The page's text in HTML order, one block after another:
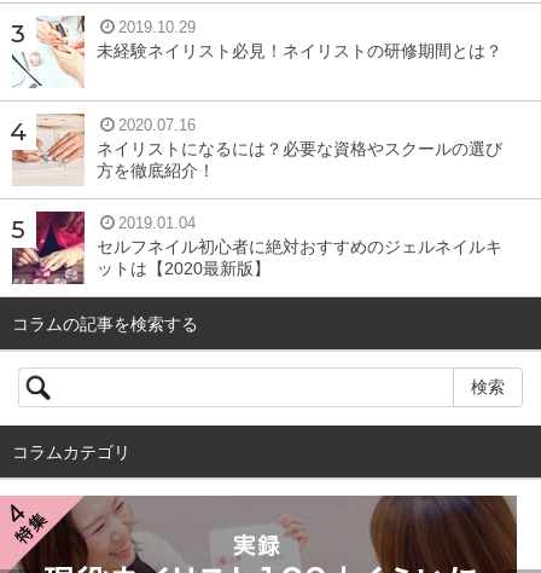
2019.10.29
未経験ネイリスト必見！ネイリストの研修期間とは？
2020.07.16
ネイリストになるには？必要な資格やスクールの選び
方を徹底紹介！
2019.01.04
セルフネイル初心者に絶対おすすめのジェルネイルキ
ットは【2020最新版】
コラムの記事を検索する
コラムカテゴリ